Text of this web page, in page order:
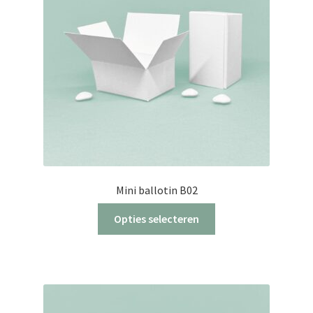
Mini ballotin B02
Opties selecteren
variaties.